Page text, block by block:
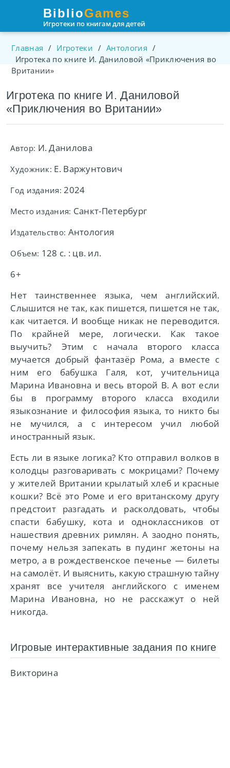
Пролистать
контента
BiblioGames
Игротеки по книгам для детей
Главная / Игротеки / Антология /
Игротека по книге И. Даниловой «Приключения во
Вритании»
Игротека по книге И. Даниловой
«Приключения во Вритании»
Автор: И. Данилова
Художник: Е. Варжунтович
Год издания: 2024
Место издания: Санкт-Петербург
Издательство: Антология
Объем: 128 с. : цв. ил.
6+
Нет таинственнее языка, чем английский.
Слышится не так, как пишется, пишется не так,
как читается. И вообще никак не переводится.
По крайней мере, логически. Как такое
выучить? Этим с начала второго класса
мучается добрый фантазёр Рома, а вместе с
ним его бабушка Галя, кот, учительница
Марина Ивановна и весь второй В. А вот если
бы в программу второго класса входили
языкознание и философия языка, то никто бы
не мучился, а с интересом учил любой
иностранный язык.
Есть ли в языке логика? Кто отправил волков в
колодцы разговаривать с мокрицами? Почему
у жителей Вритании крылатый хлеб и красные
кошки? Всё это Роме и его вританскому другу
предстоит разгадать и расколдовать, чтобы
спасти бабушку, кота и одноклассников от
нашествия древних римлян. А заодно понять,
почему нельзя запекать в пудинг жетоны на
метро, а в рождественское печенье — билеты
на самолёт. И выяснить, какую страшную тайну
хранят все учителя английского с именем
Марина Ивановна, но не расскажут о ней
никогда.
Игровые интерактивные задания по книге
Викторина